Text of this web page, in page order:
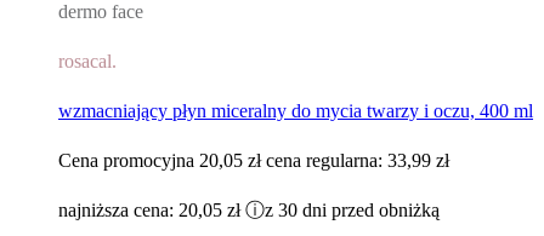
dermo face
rosacal.
wzmacniający płyn miceralny do mycia twarzy i oczu, 400 ml
Cena promocyjna 20,05 zł cena regularna: 33,99 zł
najniższa cena: 20,05 zł ⓘz 30 dni przed obniżką